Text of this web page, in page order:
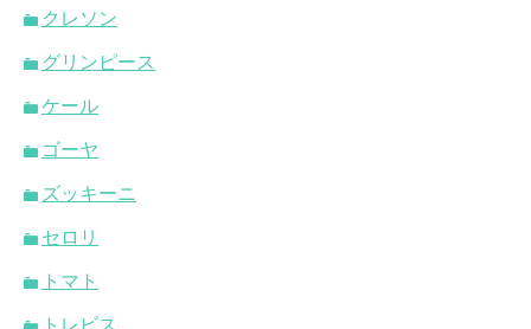
クレソン
グリンピース
ケール
ゴーヤ
ズッキーニ
セロリ
トマト
トレビス